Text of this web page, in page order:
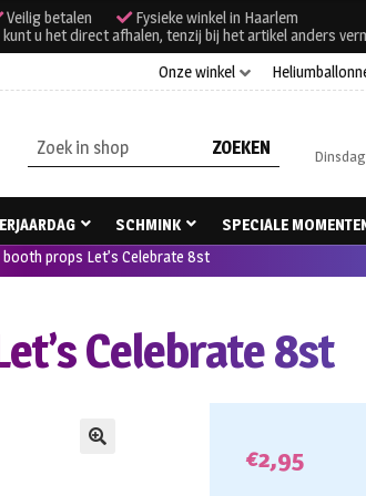
Veilig betalen
Fysieke winkel in Haarlem
u het direct afhalen, tenzij bij het artikel anders
Onze winkel
Zoeken
naar:
SCHMINK SPECIALE
props Let’s Celebrate 8st
Celebrate 8st
€2,95